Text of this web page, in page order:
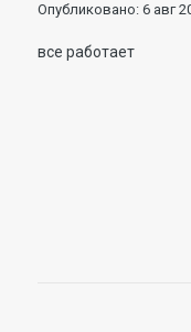
Опубликовано:6 авг
все работает